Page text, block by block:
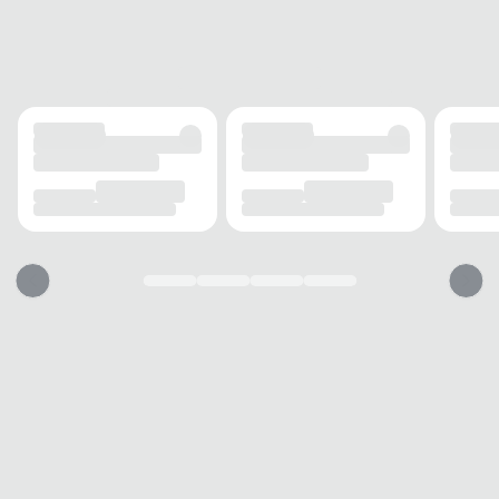
SOLADO
TR
ADERÊNCIA
Alta
Leve
FORRO